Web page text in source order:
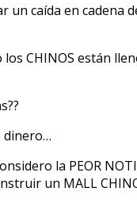
caída en
CHINOS están
dinero…
la PEOR
un MALL